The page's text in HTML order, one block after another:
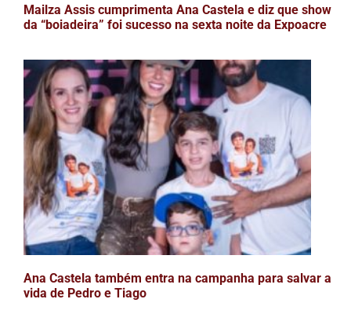
Mailza Assis cumprimenta Ana Castela e diz que show
da “boiadeira” foi sucesso na sexta noite da Expoacre
Ana Castela também entra na campanha para salvar a
vida de Pedro e Tiago